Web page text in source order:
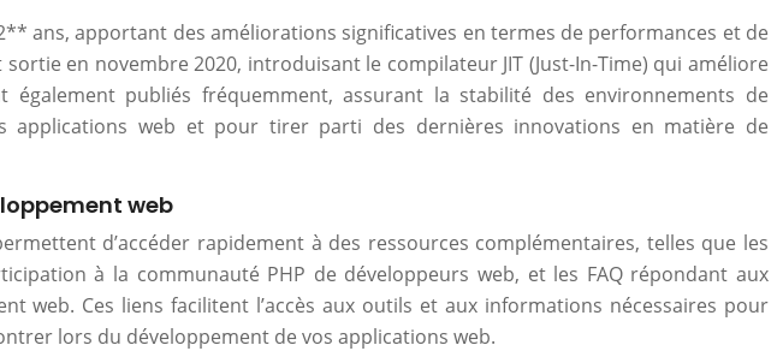
ans, apportant des améliorations significatives en termes de performances et de
en novembre 2020, introduisant le compilateur JIT (Just-In-Time) qui améliore
publiés fréquemment, assurant la stabilité des environnements de
web et pour tirer parti des dernières innovations en matière de
web
d’accéder rapidement à des ressources complémentaires, telles que les
à la communauté PHP de développeurs web, et les FAQ répondant aux
web. Ces liens facilitent l’accès aux outils et aux informations nécessaires pour
lors du développement de vos applications web.